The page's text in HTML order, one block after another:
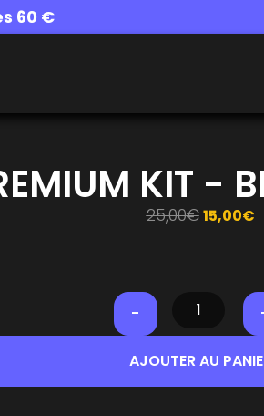
60 €
KIT -
25,00€15,00€
-
AJOUTER AU